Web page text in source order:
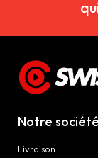
Notre société
Livraison